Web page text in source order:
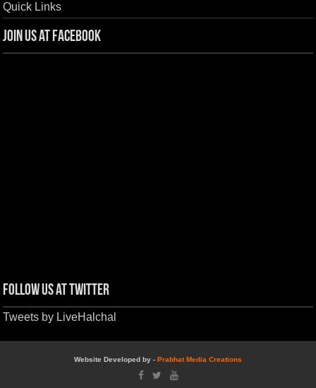
Quick Links
Join us at Facebook
Follow us at Twitter
Tweets by LiveHalchal
Website Developed by - Prabhat Media Creations